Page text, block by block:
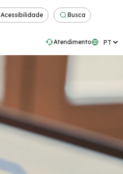
Acessibilidade Busca
Atendimento